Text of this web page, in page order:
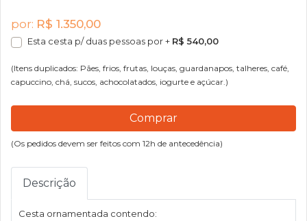
por: R$ 1.350,00
Esta cesta p/ duas pessoas por + R$ 540,00
(Itens duplicados: Pães, frios, frutas, louças, guardanapos, talheres, café,
capuccino, chá, sucos, achocolatados, iogurte e açúcar.)
Comprar
(Os pedidos devem ser feitos com 12h de antecedência)
Descrição
Cesta ornamentada contendo: